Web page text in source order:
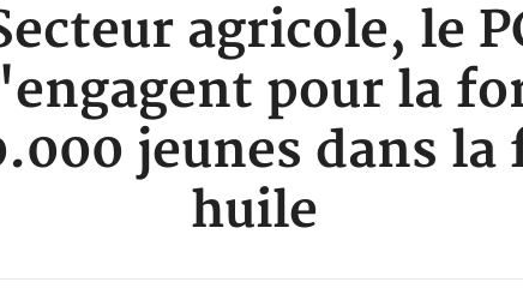
agricole, le
pour la
jeunes dans
huile